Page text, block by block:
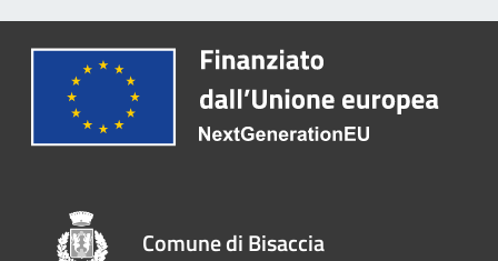
Comune di Bisaccia